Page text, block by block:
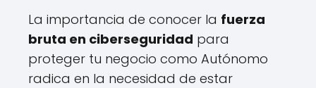
La importancia de conocer la fuerza
bruta en ciberseguridad para
proteger tu negocio como Autónomo
radica en la necesidad de estar